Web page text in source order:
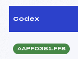
Codex
AAPF0381.FFS